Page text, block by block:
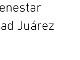
Juárez